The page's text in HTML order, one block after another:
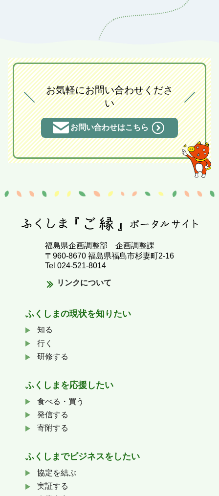
お気軽にお問い合わせくださ
い
お問い合わせはこちら
福島県企画調整部 企画調整課
〒960-8670 福島県福島市杉妻町2-16
Tel 024-521-8014
リンクについて
ふくしまの現状を知りたい
知る
行く
研修する
ふくしまを応援したい
食べる・買う
発信する
寄附する
ふくしまでビジネスをしたい
協定を結ぶ
実証する